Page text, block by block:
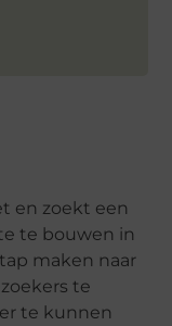
en zoekt een
te bouwen in
maken naar
te
te kunnen